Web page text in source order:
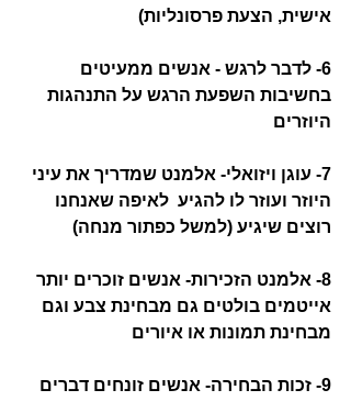
אישית, הצעת פרסונליות)
6- לדבר לרגש - אנשים ממעיטים
בחשיבות השפעת הרגש על התנהגות
היוזרים
7- עוגן ויזואלי- אלמנט שמדריך את עיני
היוזר ועוזר לו להגיע  לאיפה שאנחנו
רוצים שיגיע (למשל כפתור מנחה)
8- אלמנט הזכירות- אנשים זוכרים יותר
אייטמים בולטים גם מבחינת צבע וגם
מבחינת תמונות או איורים
9- זכות הבחירה- אנשים זונחים דברים